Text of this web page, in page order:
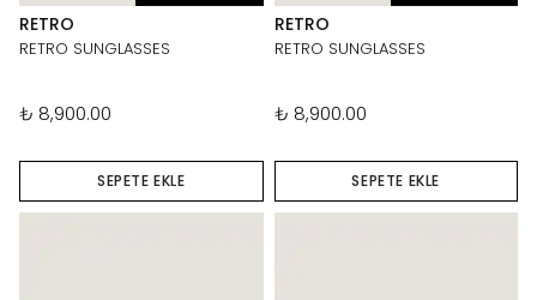
RETRO
RETRO SUNGLASSES
₺ 8,900.00
SEPETE EKLE
RETRO
RETRO SUNGLASSES
₺ 8,900.00
SEPETE EKLE